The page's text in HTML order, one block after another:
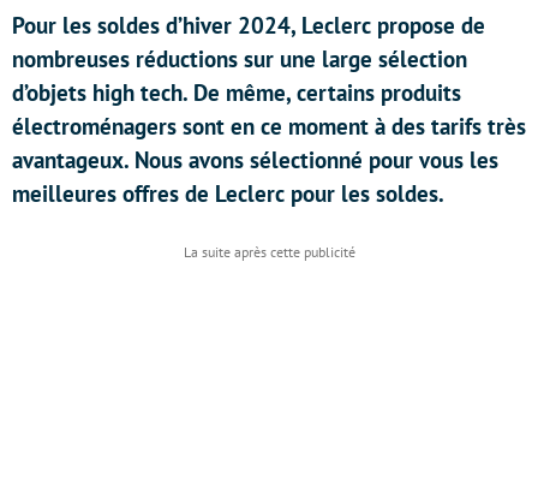
Pour les soldes d’hiver 2024, Leclerc propose de
nombreuses réductions sur une large sélection
d’objets high tech. De même, certains produits
électroménagers sont en ce moment à des tarifs très
avantageux. Nous avons sélectionné pour vous les
meilleures offres de Leclerc pour les soldes.